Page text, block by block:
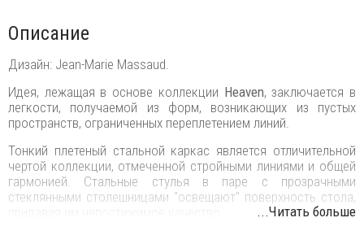
Описание
Дизайн: Jean-Marie Massaud.
Идея, лежащая в основе коллекции Heaven, заключается в
легкости, получаемой из форм, возникающих из пустых
пространств, ограниченных переплетением линий.
Тонкий плетеный стальной каркас является отличительной
чертой коллекции, отмеченной стройными линиями и общей
гармонией. Стальные стулья в паре с прозрачными
стеклянными столешницами "освещают" поверхность стола,
...Читать больше